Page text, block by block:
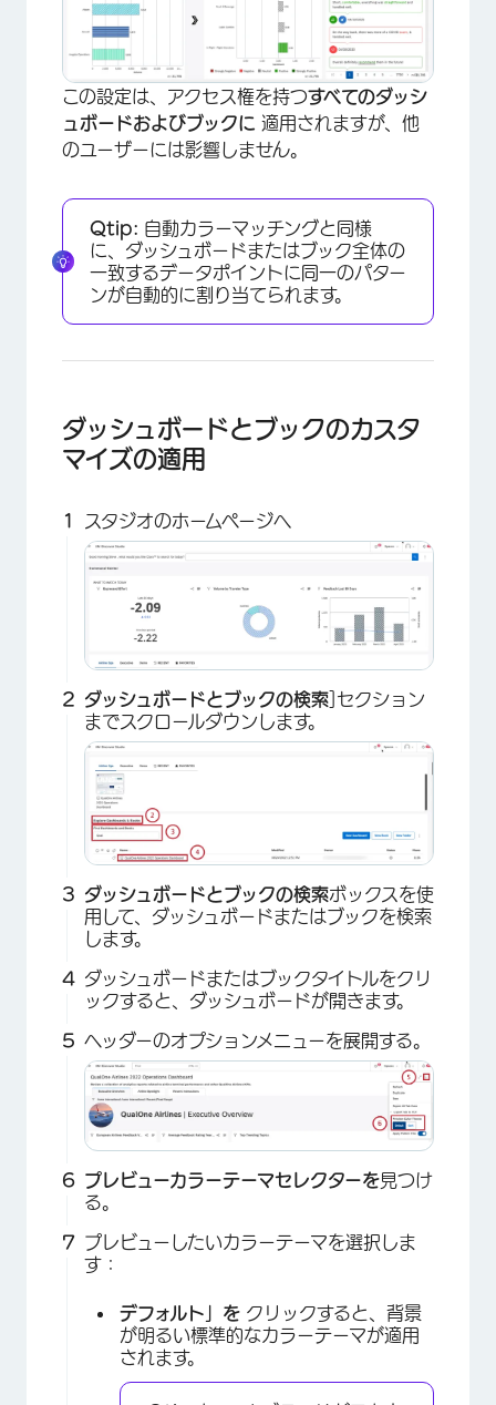
×
この設定は、アクセス権を持つすべてのダッシ
ュボードおよびブックに 適用されますが、他
のユーザーには影響しません。
Qtip: 自動カラーマッチングと同様
に、ダッシュボードまたはブック全体の
一致するデータポイントに同一のパター
ンが自動的に割り当てられます。
ダッシュボードとブックのカスタ
マイズの適用
スタジオのホームページへ
×
ダッシュボードとブックの検索 ]セクション
までスクロールダウンします。
ダッシュボードとブックの検索ボックスを使
用して、ダッシュボードまたはブックを検索
します。
ダッシュボードまたはブックタイトルをクリ
ックすると、ダッシュボードが開きます。
ヘッダーのオプションメニューを展開する。
プレビューカラーテーマセレクターを見つけ
る。
プレビューしたいカラーテーマを選択しま
す：
デフォルト」を クリックすると、背景
が明るい標準的なカラーテーマが適用
されます。